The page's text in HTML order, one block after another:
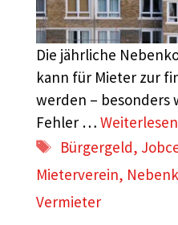
Die jährliche
kann für Mieter zur
werden – besonders
Fehler …
Schlagwörter
Bürgergeld,
Mieterverein,
Vermieter